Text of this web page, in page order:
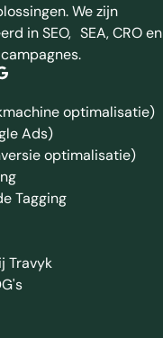
We zijn
in SEO, SEA, CRO en
optimalisatie)
Ads)
optimalisatie)
Tagging
Travyk